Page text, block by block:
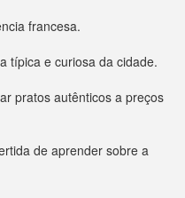
francesa.
típica e curiosa da cidade.
pratos autênticos a preços
de aprender sobre a